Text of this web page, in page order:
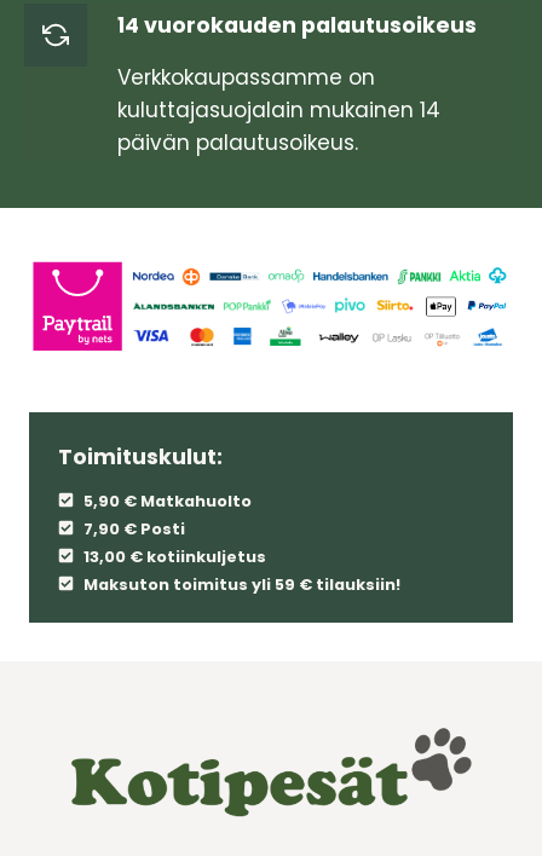
14 vuorokauden palautusoikeus
Verkkokaupassamme on
kuluttajasuojalain mukainen 14
päivän palautusoikeus.
Toimituskulut:
5,90 € Matkahuolto
7,90 € Posti
13,00 € kotiinkuljetus
Maksuton toimitus yli 59 € tilauksiin!